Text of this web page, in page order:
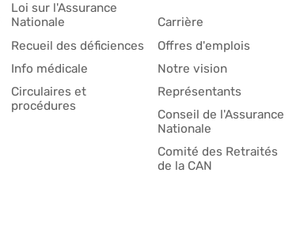
Carrière
Offres d'emplois
Notre vision
Représentants
Conseil de l'Assurance
Nationale
Comité des Retraités
de la CAN
Loi sur l'Assurance
Nationale
Recueil des déficiences
Info médicale
Circulaires et
procédures